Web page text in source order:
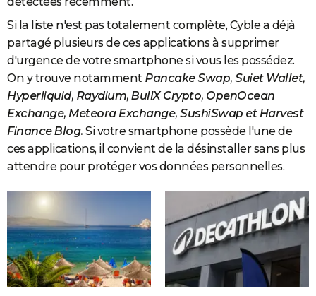
Si la liste n'est pas totalement complète, Cyble a déjà
partagé plusieurs de ces applications à supprimer
d'urgence de votre smartphone si vous les possédez.
On y trouve notamment Pancake Swap, Suiet Wallet,
Hyperliquid, Raydium, BullX Crypto, OpenOcean
Exchange, Meteora Exchange, SushiSwap et Harvest
Finance Blog. Si votre smartphone possède l'une de
ces applications, il convient de la désinstaller sans plus
attendre pour protéger vos données personnelles.